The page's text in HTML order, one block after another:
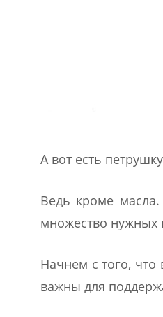
А вот есть
Ведь кроме
множество нужных
Начнем с того,
важны для